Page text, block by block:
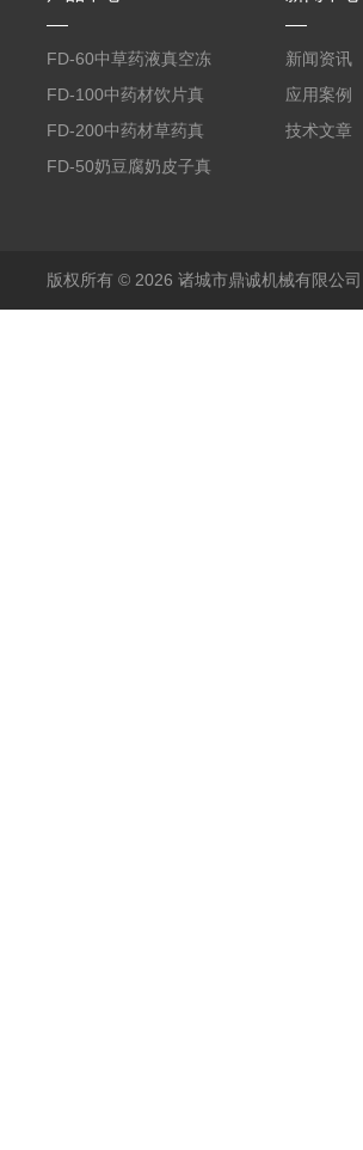
FD-60中草药液真空冻
干机
FD-100中药材饮片真
空冻干机
FD-200中药材草药真
空冻干机
FD-50奶豆腐奶皮子真
新闻资讯
应用案例
技术文章
版权所有 © 2026 诸城市鼎诚机械有限公司